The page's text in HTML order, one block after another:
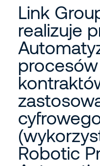
Link
realizuje
Robotic